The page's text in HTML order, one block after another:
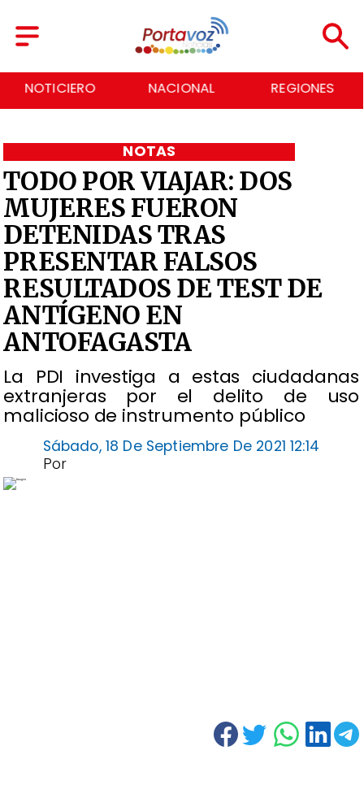
NACIONAL REGIONES ECONOMÍA
TODO POR VIAJAR: DOS
MUJERES FUERON
DETENIDAS TRAS
PRESENTAR FALSOS
RESULTADOS DE TEST DE
ANTÍGENO EN
ANTOFAGASTA
La PDI investiga a estas ciudadanas
extranjeras por el delito de uso
malicioso de instrumento público
NOTAS
Sábado, 18 De Septiembre De 2021 12:14
Por